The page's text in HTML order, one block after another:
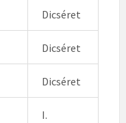
Dicséret
Dicséret
Dicséret
I.